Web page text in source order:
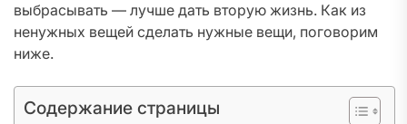
выбрасывать — лучше дать вторую жизнь. Как из
ненужных вещей сделать нужные вещи, поговорим
ниже.
Содержание страницы